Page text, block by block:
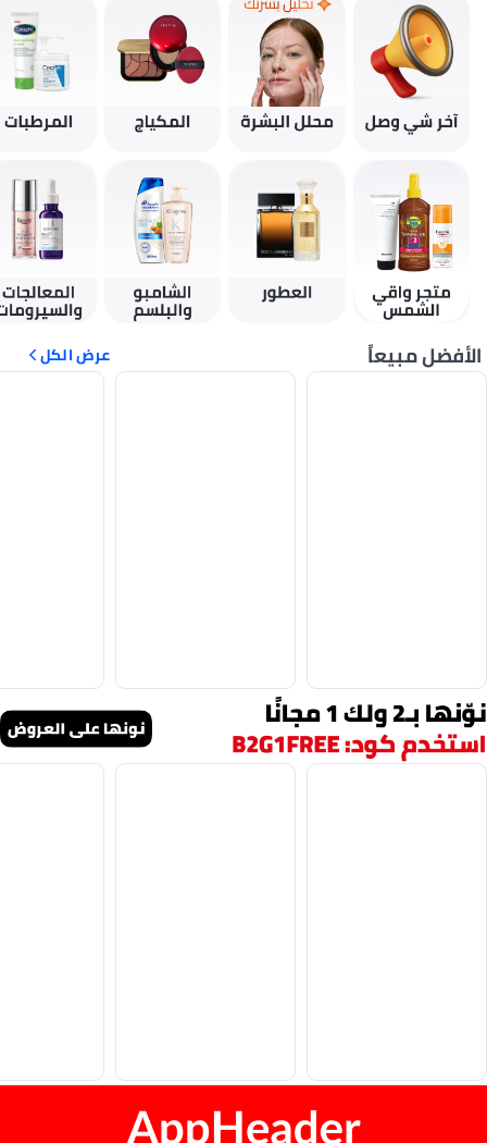
الأفضل مبيعاً عرض الكل